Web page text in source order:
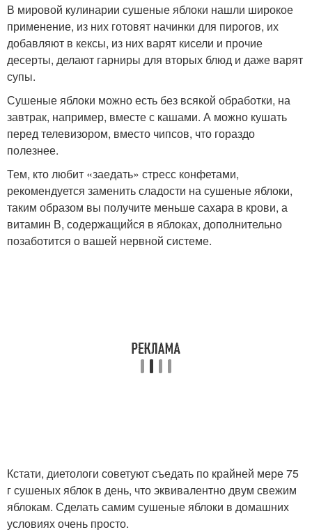
В мировой кулинарии сушеные яблоки нашли широкое
применение, из них готовят начинки для пирогов, их
добавляют в кексы, из них варят кисели и прочие
десерты, делают гарниры для вторых блюд и даже варят
супы.
Сушеные яблоки можно есть без всякой обработки, на
завтрак, например, вместе с кашами. А можно кушать
перед телевизором, вместо чипсов, что гораздо
полезнее.
Тем, кто любит «заедать» стресс конфетами,
рекомендуется заменить сладости на сушеные яблоки,
таким образом вы получите меньше сахара в крови, а
витамин В, содержащийся в яблоках, дополнительно
позаботится о вашей нервной системе.
Кстати, диетологи советуют съедать по крайней мере 75
г сушеных яблок в день, что эквивалентно двум свежим
яблокам. Сделать самим сушеные яблоки в домашних
условиях очень просто.